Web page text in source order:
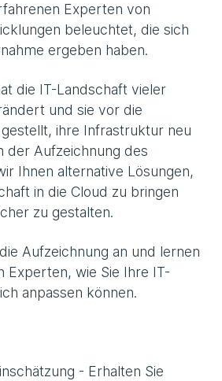
Experten von
beleuchtet, die sich
ergeben haben.
die IT-Landschaft vieler
und sie vor die
ihre Infrastruktur neu
der Aufzeichnung des
Ihnen alternative Lösungen,
in die Cloud zu bringen
zu gestalten.
Aufzeichnung an und lernen
Experten, wie Sie Ihre IT-
anpassen können.
- Erhalten Sie